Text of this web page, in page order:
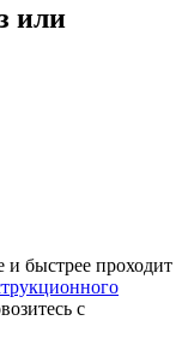
или
и быстрее проходит
с